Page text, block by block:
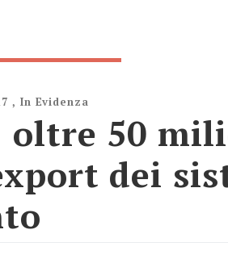
, In Evidenza
oltre 50
dei